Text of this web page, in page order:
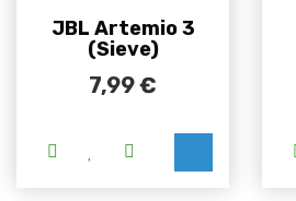
5out of 5
JBL Artemio 3
(Sieve)
7,99€